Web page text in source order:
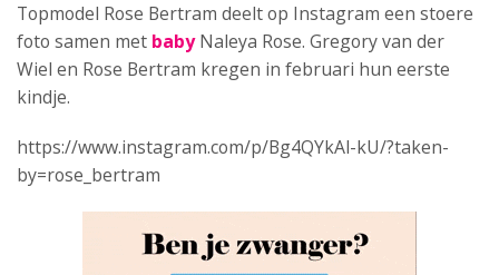
Topmodel Rose Bertram deelt op Instagram een stoere
foto samen met babyNaleya Rose. Gregory van der
Wiel en Rose Bertram kregen in februari hun eerste
kindje.
https://www.instagram.com/p/Bg4QYkAl-kU/?taken-
by=rose_bertram